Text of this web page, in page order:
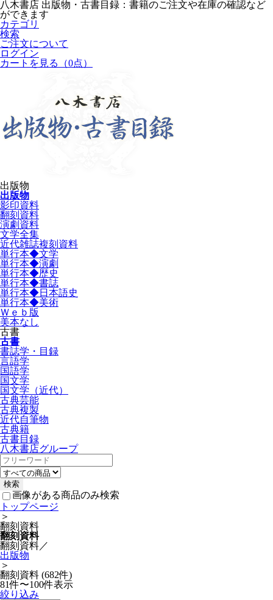
八木書店 出版物・古書目録：書籍のご注文や在庫の確認など
ができます
カテゴリ
検索
ご注文について
ログイン
カートを見る
（0点）
出版物
出版物
影印資料
翻刻資料
演劇資料
文学全集
近代雑誌複刻資料
単行本◆文学
単行本◆演劇
単行本◆歴史
単行本◆書誌
単行本◆日本語史
単行本◆美術
Ｗｅｂ版
美本なし
古書
古書
書誌学・目録
言語学
国語学
国文学
国文学（近代）
古典芸能
古典複製
近代自筆物
古典籍
古書目録
八木書店グループ
画像がある商品のみ検索
トップページ
＞
翻刻資料
翻刻資料
翻刻資料／
出版物
＞
翻刻資料 (682件)
81件〜100件表示
絞り込み